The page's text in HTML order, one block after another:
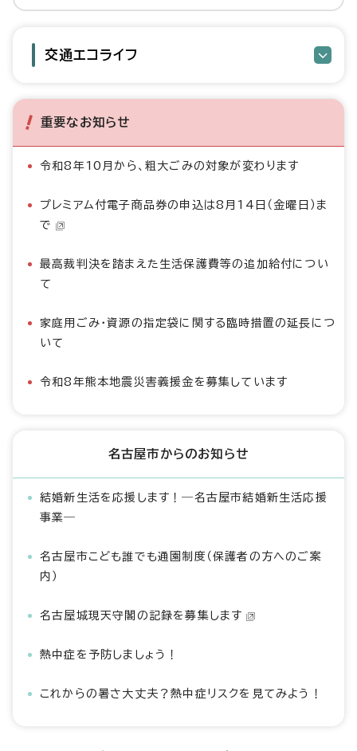
交通エコライフ
重要なお知らせ
令和8年10月から、粗大ごみの対象が変わります
プレミアム付電子商品券の申込は8月14日（金曜日）ま
で
最高裁判決を踏まえた生活保護費等の追加給付につい
て
家庭用ごみ・資源の指定袋に関する臨時措置の延長につ
いて
令和8年熊本地震災害義援金を募集しています
名古屋市からのお知らせ
結婚新生活を応援します！―名古屋市結婚新生活応援
事業―
名古屋市こども誰でも通園制度（保護者の方へのご案
内）
名古屋城現天守閣の記録を募集します
熱中症を予防しましょう！
これからの暑さ大丈夫？熱中症リスクを見てみよう！